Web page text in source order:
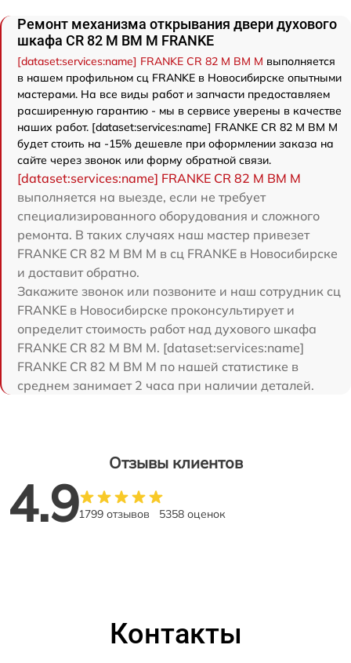
Ремонт механизма открывания двери духового
шкафа CR 82 M BM M FRANKE
[dataset:services:name] FRANKE CR 82 M BM M выполняется
в нашем профильном сц FRANKE в Новосибирске опытными
мастерами. На все виды работ и запчасти предоставляем
расширенную гарантию - мы в сервисе уверены в качестве
наших работ. [dataset:services:name] FRANKE CR 82 M BM M
будет стоить на -15% дешевле при оформлении заказа на
сайте через звонок или форму обратной связи.
[dataset:services:name] FRANKE CR 82 M BM M
выполняется на выезде, если не требует
специализированного оборудования и сложного
ремонта. В таких случаях наш мастер привезет
FRANKE CR 82 M BM M в сц FRANKE в Новосибирске
и доставит обратно.
Закажите звонок или позвоните и наш сотрудник сц
FRANKE в Новосибирске проконсультирует и
определит стоимость работ над духового шкафа
FRANKE CR 82 M BM M. [dataset:services:name]
FRANKE CR 82 M BM M по нашей статистике в
среднем занимает 2 часа при наличии деталей.
Отзывы клиентов
4.91799 отзывов 5358 оценок
Контакты